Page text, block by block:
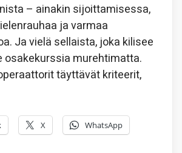
– ainakin sijoittamisessa,
ja varmaa
Ja vielä sellaista, joka kilisee
osakekurssia murehtimatta.
täyttävät kriteerit,
X WhatsApp